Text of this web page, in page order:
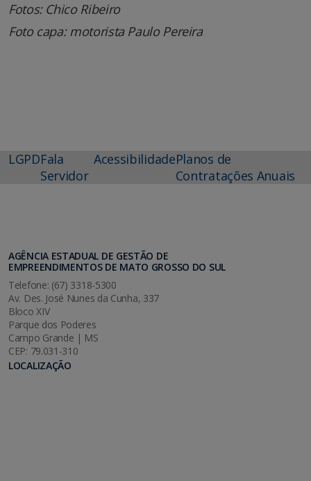
Fotos: Chico Ribeiro
Foto capa: motorista Paulo Pereira
LGPDFala
Servidor
AcessibilidadePlanos de
Contratações Anuais
AGÊNCIA ESTADUAL DE GESTÃO DE
EMPREENDIMENTOS DE MATO GROSSO DO SUL
Telefone: (67) 3318-5300
Av. Des. José Nunes da Cunha, 337
Bloco XIV
Parque dos Poderes
Campo Grande | MS
CEP: 79.031-310
LOCALIZAÇÃO